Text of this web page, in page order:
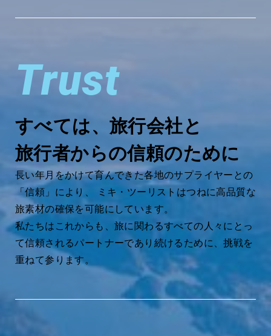
Trust
すべては、旅行会社と
旅行者からの信頼のために
長い年月をかけて育んできた各地のサプライヤーとの
「信頼」により、 ミキ・ツーリストはつねに高品質な
旅素材の確保を可能にしています。
私たちはこれからも、旅に関わるすべての人々にとっ
て信頼されるパートナーであり続けるために、挑戦を
重ねて参ります。